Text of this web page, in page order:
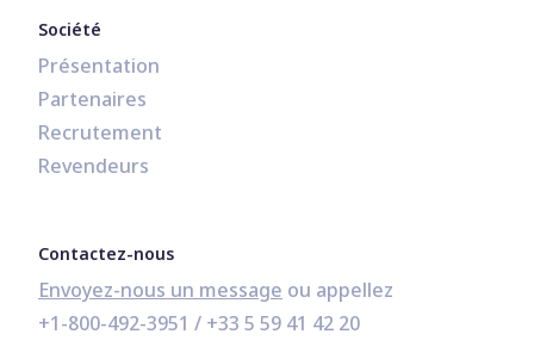
Société
Présentation
Partenaires
Recrutement
Revendeurs
Contactez-nous
Envoyez-nous un message
+1-800-492-3951 / +33 5 59 41 42 20